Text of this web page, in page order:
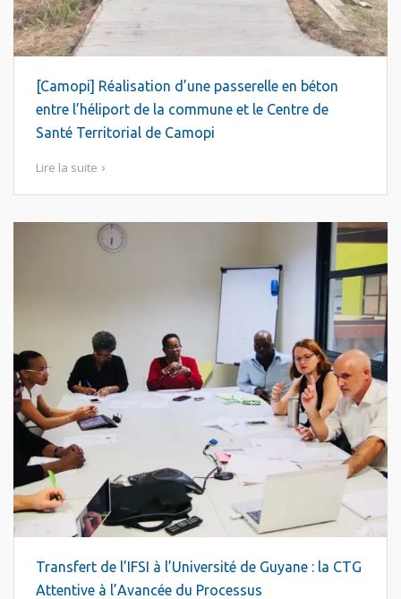
[Camopi] Réalisation d’une passerelle en béton
entre l’héliport de la commune et le Centre de
Santé Territorial de Camopi
Lire la suite
Transfert de l’IFSI à l’Université de Guyane : la CTG
Attentive à l’Avancée du Processus